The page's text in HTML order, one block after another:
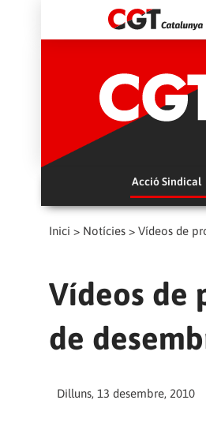
Acció Sindical
Inici > Notícies > Vídeos de
Vídeos de
de
Dilluns, 13 desembre, 2010